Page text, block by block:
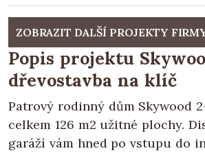
ZOBRAZIT DALŠÍ PROJEKTY
Popis projektu
dřevostavba na klíč
Patrový rodinný dům Skywood
celkem 126 m2 užitné plochy.
garáží vám hned po vstupu do